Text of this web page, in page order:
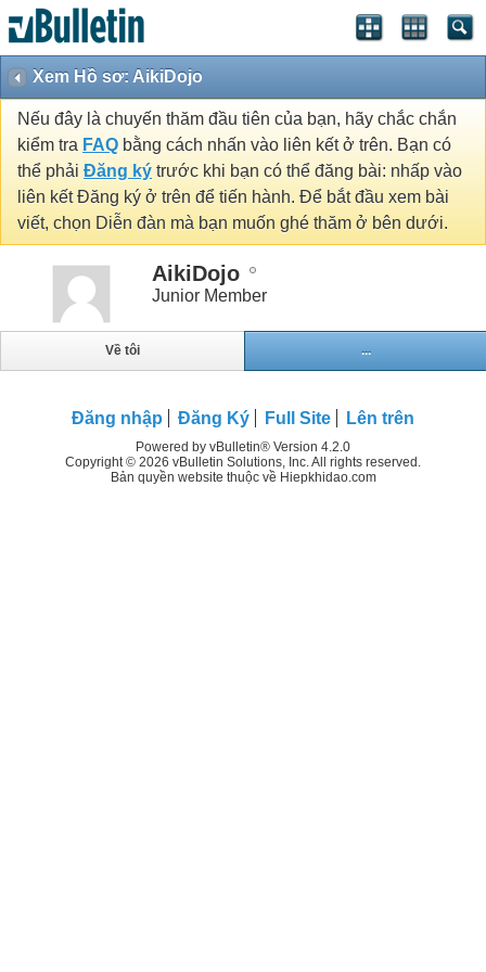
Xem Hồ sơ: AikiDojo
Nếu đây là chuyến thăm đầu tiên của bạn, hãy chắc chắn
kiểm tra FAQ bằng cách nhấn vào liên kết ở trên. Bạn có
thể phải Đăng ký trước khi bạn có thể đăng bài: nhấp vào
liên kết Đăng ký ở trên để tiến hành. Để bắt đầu xem bài
viết, chọn Diễn đàn mà bạn muốn ghé thăm ở bên dưới.
AikiDojo
Junior Member
Về tôi ...
Đăng nhập Đăng Ký Full Site Lên trên
Powered by vBulletin® Version 4.2.0
Copyright © 2026 vBulletin Solutions, Inc. All rights reserved.
Bản quyền website thuộc về Hiepkhidao.com